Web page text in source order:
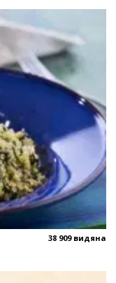
38 909 видяна